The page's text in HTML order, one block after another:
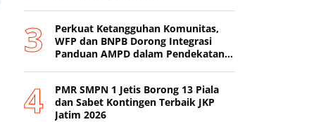
Perkuat Ketangguhan Komunitas,
WFP dan BNPB Dorong Integrasi
Panduan AMPD dalam Pendekatan
PMR SMPN 1 Jetis Borong 13 Piala
dan Sabet Kontingen Terbaik JKP
Jatim 2026